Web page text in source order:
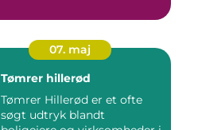
07. maj
Tømrer hillerød
Tømrer Hillerød er et ofte
søgt udtryk blandt